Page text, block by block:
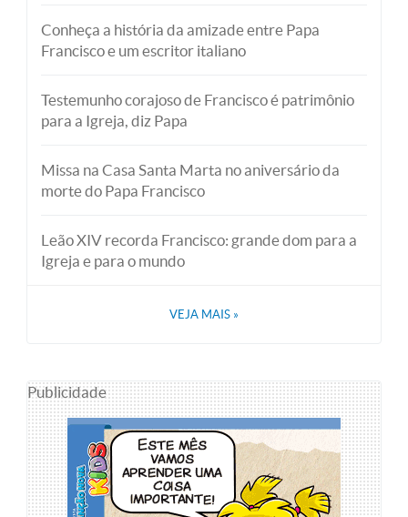
Conheça a história da amizade entre Papa
Francisco e um escritor italiano
Testemunho corajoso de Francisco é patrimônio
para a Igreja, diz Papa
Missa na Casa Santa Marta no aniversário da
morte do Papa Francisco
Leão XIV recorda Francisco: grande dom para a
Igreja e para o mundo
VEJA MAIS »
Publicidade